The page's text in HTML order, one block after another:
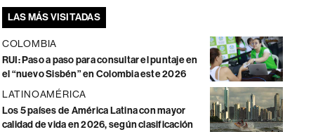
LAS MÁS VISITADAS
COLOMBIA
RUI: Paso a paso para consultar el puntaje en
el “nuevo Sisbén” en Colombia este 2026
LATINOAMÉRICA
Los 5 países de América Latina con mayor
calidad de vida en 2026, según clasificación